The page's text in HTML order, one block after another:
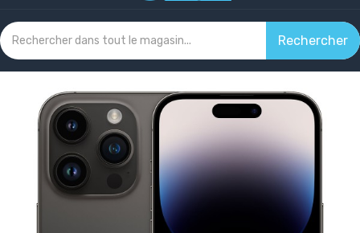
Rechercher